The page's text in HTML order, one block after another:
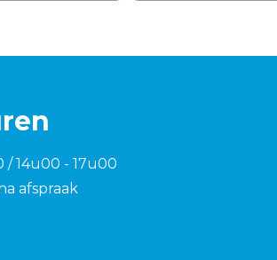
/ 14u00 - 17u00
afspraak